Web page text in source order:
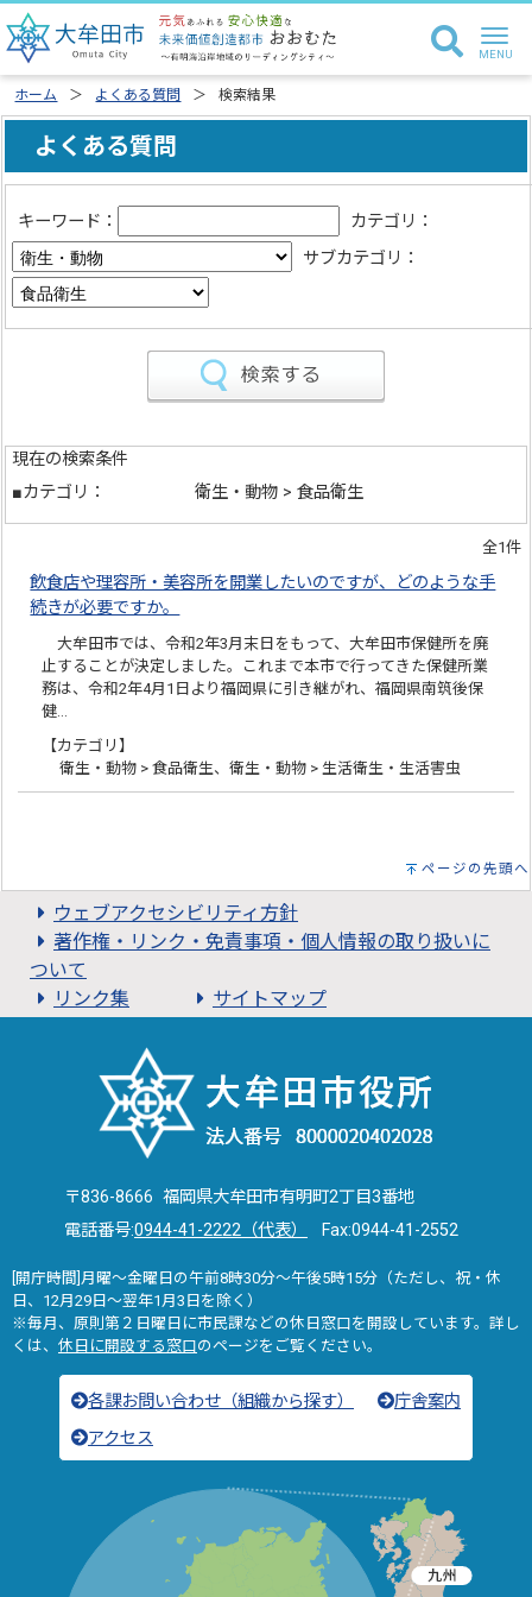
ホーム よくある質問 検索結果
よくある質問
キーワード：
カテゴリ：
サブカテゴリ：
現在の検索条件
■カテゴリ：
衛生・動物 > 食品衛生
全1件
飲食店や理容所・美容所を開業したいのですが、どのような手
続きが必要ですか。
大牟田市では、令和2年3月末日をもって、大牟田市保健所を廃
止することが決定しました。これまで本市で行ってきた保健所業
務は、令和2年4月1日より福岡県に引き継がれ、福岡県南筑後保
健…
【カテゴリ】
衛生・動物 > 食品衛生、衛生・動物 > 生活衛生・生活害虫
ページの先頭へ
ウェブアクセシビリティ方針
著作権・リンク・免責事項・個人情報の取り扱いに
ついて
リンク集
サイトマップ
〒836-8666 福岡県大牟田市有明町2丁目3番地
電話番号:0944-41-2222（代表） Fax:0944-41-2552
[開庁時間]月曜～金曜日の午前8時30分～午後5時15分（ただし、祝・休
日、12月29日～翌年1月3日を除く）
※毎月、原則第２日曜日に市民課などの休日窓口を開設しています。詳し
くは、 休日に開設する窓口のページをご覧ください。
各課お問い合わせ（組織から探す）
庁舎案内
アクセス